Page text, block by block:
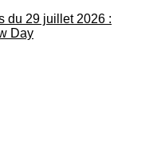
du 29 juillet 2026 :
Day